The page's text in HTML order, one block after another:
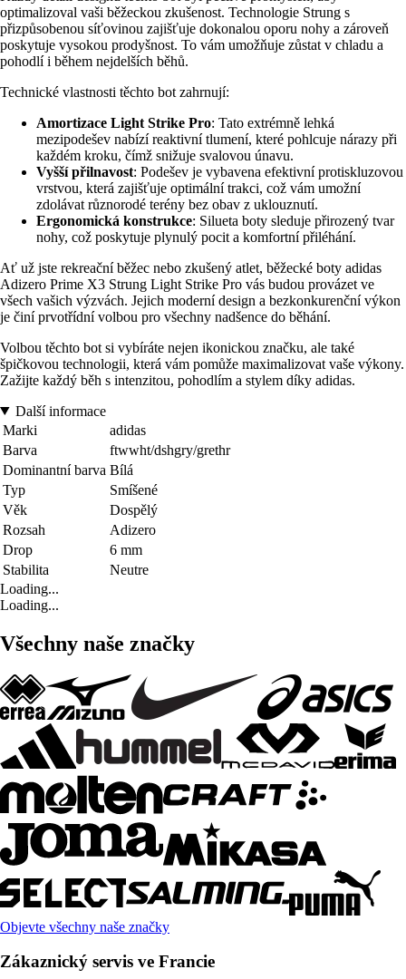
optimalizoval vaši běžeckou zkušenost. Technologie Strung s
přizpůsobenou síťovinou zajišťuje dokonalou oporu nohy a zároveň
poskytuje vysokou prodyšnost. To vám umožňuje zůstat v chladu a
pohodlí i během nejdelších běhů.
Technické vlastnosti těchto bot zahrnují:
Amortizace Light Strike Pro: Tato extrémně lehká
mezipodešev nabízí reaktivní tlumení, které pohlcuje nárazy při
každém kroku, čímž snižuje svalovou únavu.
Vyšší přilnavost: Podešev je vybavena efektivní protiskluzovou
vrstvou, která zajišťuje optimální trakci, což vám umožní
zdolávat různorodé terény bez obav z uklouznutí.
Ergonomická konstrukce: Silueta boty sleduje přirozený tvar
nohy, což poskytuje plynulý pocit a komfortní přiléhání.
Ať už jste rekreační běžec nebo zkušený atlet, běžecké boty adidas
Adizero Prime X3 Strung Light Strike Pro vás budou provázet ve
všech vašich výzvách. Jejich moderní design a bezkonkurenční výkon
je činí prvotřídní volbou pro všechny nadšence do běhání.
Volbou těchto bot si vybíráte nejen ikonickou značku, ale také
špičkovou technologii, která vám pomůže maximalizovat vaše výkony.
Zažijte každý běh s intenzitou, pohodlím a stylem díky adidas.
Další informace
Marki
adidas
Barva
ftwwht/dshgry/grethr
Dominantní barva Bílá
Typ
Smíšené
Věk
Dospělý
Rozsah
Adizero
Drop
6 mm
Stabilita
Neutre
Loading...
Loading...
Všechny naše značky
Objevte všechny naše značky
Zákaznický servis ve Francie